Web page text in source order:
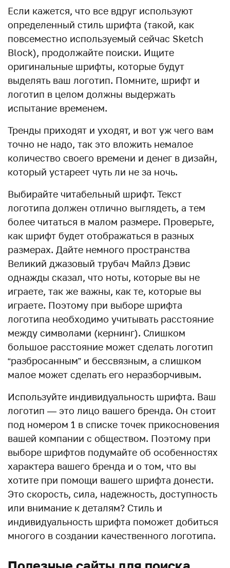
Если кажется, что все вдруг используют
определенный стиль шрифта (такой, как
повсеместно используемый сейчас Sketch
Block), продолжайте поиски. Ищите
оригинальные шрифты, которые будут
выделять ваш логотип. Помните, шрифт и
логотип в целом должны выдержать
испытание временем.
Тренды приходят и уходят, и вот уж чего вам
точно не надо, так это вложить немалое
количество своего времени и денег в дизайн,
который устареет чуть ли не за ночь.
Выбирайте читабельный шрифт. Текст
логотипа должен отлично выглядеть, а тем
более читаться в малом размере. Проверьте,
как шрифт будет отображаться в разных
размерах. Дайте немного пространства
Великий джазовый трубач Майлз Дэвис
однажды сказал, что ноты, которые вы не
играете, так же важны, как те, которые вы
играете. Поэтому при выборе шрифта
логотипа необходимо учитывать расстояние
между символами (кернинг). Слишком
большое расстояние может сделать логотип
“разбросанным” и бессвязным, а слишком
малое может сделать его неразборчивым.
Используйте индивидуальность шрифта. Ваш
логотип — это лицо вашего бренда. Он стоит
под номером 1 в списке точек прикосновения
вашей компании с обществом. Поэтому при
выборе шрифтов подумайте об особенностях
характера вашего бренда и о том, что вы
хотите при помощи вашего шрифта донести.
Это скорость, сила, надежность, доступность
или внимание к деталям? Стиль и
индивидуальность шрифта поможет добиться
многого в создании качественного логотипа.